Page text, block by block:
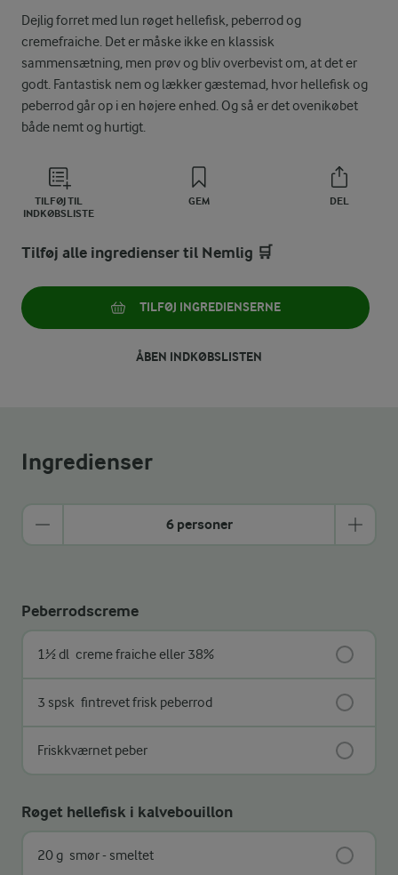
Dejlig forret med lun røget hellefisk, peberrod og
cremefraiche. Det er måske ikke en klassisk
sammensætning, men prøv og bliv overbevist om, at det er
godt. Fantastisk nem og lækker gæstemad, hvor hellefisk og
peberrod går op i en højere enhed. Og så er det ovenikøbet
både nemt og hurtigt.
TILFØJ TIL
INDKØBSLISTE
GEM DEL
Tilføj alle ingredienser til Nemlig 🛒
TILFØJ INGREDIENSERNE
ÅBEN INDKØBSLISTEN
Ingredienser
6 personer
Peberrodscreme
1½ dl creme fraiche eller 38%
3 spsk fintrevet frisk peberrod
Friskkværnet peber
Røget hellefisk i kalvebouillon
20 g smør - smeltet